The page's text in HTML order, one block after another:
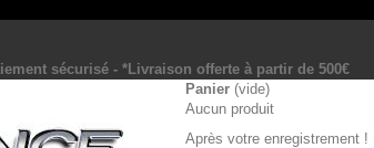
sécurisé - *Livraison offerte à partir de 500€
Panier (vide)
Aucun produit
Après votre enregistrement !